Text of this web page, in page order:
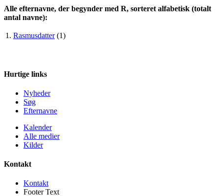
Alle efternavne, der begynder med R, sorteret alfabetisk (totalt
antal navne):
1. Rasmusdatter(1)
Hurtige links
Nyheder
Søg
Efternavne
Kalender
Alle medier
Kilder
Kontakt
Kontakt
Footer Text